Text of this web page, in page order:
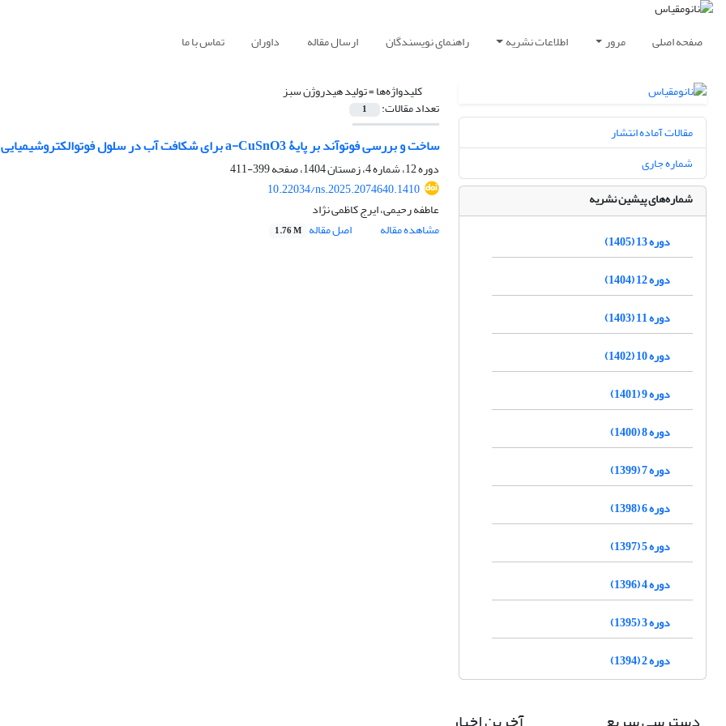
صفحه اصلی مرور اطلاعات نشریه راهنمای نویسندگان ارسال مقاله داوران تماس با ما
کلیدواژه‌ها =تولید هیدروژن سبز
تعداد مقالات: 1
ساخت و بررسی فوتوآند بر پایۀ a-CuSnO3 برای شکافت آب در سلول فوتوالکتروشیمیایی
دوره 12، شماره 4، زمستان 1404، صفحه
399-411
10.22034/ns.2025.2074640.1410
عاطفه رحیمی، ایرج کاظمی نژاد
مشاهده مقاله
اصل مقاله 1.76 M
مقالات آماده انتشار
شماره جاری
شماره‌های پیشین نشریه
دوره 13 (1405)
دوره 12 (1404)
دوره 11 (1403)
دوره 10 (1402)
دوره 9 (1401)
دوره 8 (1400)
دوره 7 (1399)
دوره 6 (1398)
دوره 5 (1397)
دوره 4 (1396)
دوره 3 (1395)
دوره 2 (1394)